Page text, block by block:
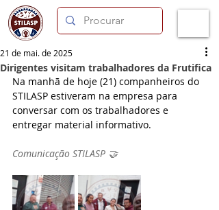
Dirigentes visitam trabalhadores da Frutifica
21 de mai. de 2025
Na manhã de hoje (21) companheiros do
STILASP estiveram na empresa para
conversar com os trabalhadores e
entregar material informativo.
Comunicação STILASP 🤝